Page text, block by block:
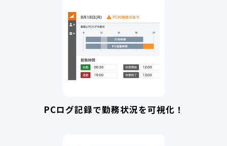
PCログ記録で勤務状況を可視化！